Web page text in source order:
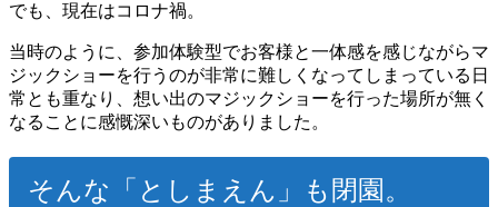
でも、現在はコロナ禍。
当時のように、参加体験型でお客様と一体感を感じながらマ
ジックショーを行うのが非常に難しくなってしまっている日
常とも重なり、想い出のマジックショーを行った場所が無く
なることに感慨深いものがありました。
そんな「としまえん」も閉園。